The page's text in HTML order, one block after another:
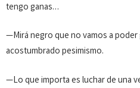
tengo ganas…
—Mirá negro que no vamos a
acostumbrado pesimismo.
—Lo que importa es luchar de una